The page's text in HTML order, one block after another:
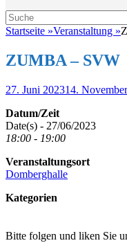
Suche
Suche
nach:
Startseite »Veranstaltung »
ZUMBA – SVW
Veröffentlicht
27. Juni 202314.
Datum/Zeit
Date(s) - 27/06/2023
18:00 - 19:00
Veranstaltungsort
Domberghalle
Kategorien
Bitte folgen und liken Sie